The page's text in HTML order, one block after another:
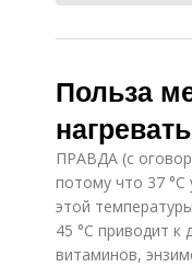
Польза
ПРАВДА (с
потому что 37
этой
45 °C приводит
витаминов,